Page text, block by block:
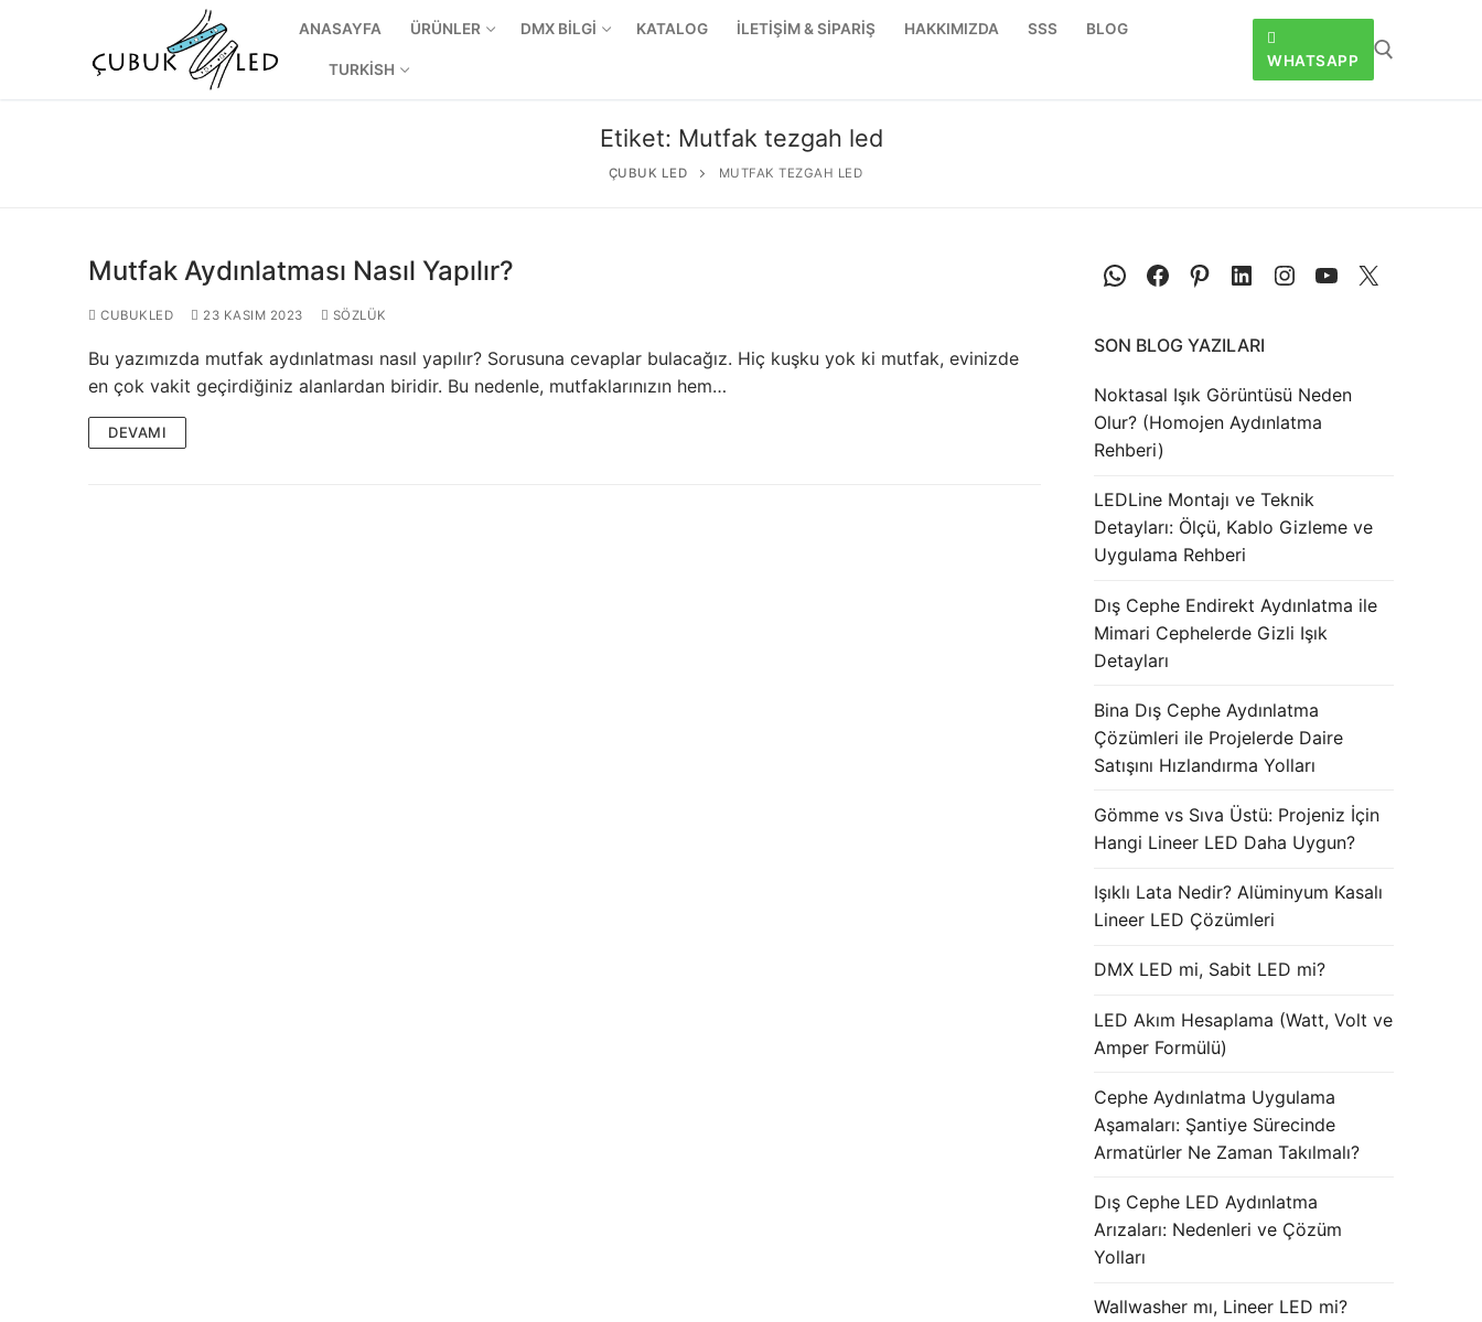
ANASAYFA ÜRÜNLER DMX BİLGİ KATALOG İLETİŞİM & SİPARİŞ HAKKIMIZDA SSS BLOG
TURKISH WHATSAPP
ANASAYFA
Etiket: Mutfak tezgah led
ÇUBUK LED MUTFAK TEZGAH LED
Mutfak Aydınlatması Nasıl Yapılır?
CUBUKLED 23 KASIM 2023 SÖZLÜK
Bu yazımızda mutfak aydınlatması nasıl yapılır? Sorusuna cevaplar bulacağız. Hiç kuşku yok ki mutfak, evinizde
en çok vakit geçirdiğiniz alanlardan biridir. Bu nedenle, mutfaklarınızın hem…
DEVAMI
SON BLOG YAZILARI
Noktasal Işık Görüntüsü Neden
Olur? (Homojen Aydınlatma
Rehberi)
LEDLine Montajı ve Teknik
Detayları: Ölçü, Kablo Gizleme ve
Uygulama Rehberi
Dış Cephe Endirekt Aydınlatma ile
Mimari Cephelerde Gizli Işık
Detayları
Bina Dış Cephe Aydınlatma
Çözümleri ile Projelerde Daire
Satışını Hızlandırma Yolları
Gömme vs Sıva Üstü: Projeniz İçin
Hangi Lineer LED Daha Uygun?
Işıklı Lata Nedir? Alüminyum Kasalı
Lineer LED Çözümleri
DMX LED mi, Sabit LED mi?
LED Akım Hesaplama (Watt, Volt ve
Amper Formülü)
Cephe Aydınlatma Uygulama
Aşamaları: Şantiye Sürecinde
Armatürler Ne Zaman Takılmalı?
Dış Cephe LED Aydınlatma
Arızaları: Nedenleri ve Çözüm
Yolları
Wallwasher mı, Lineer LED mi?